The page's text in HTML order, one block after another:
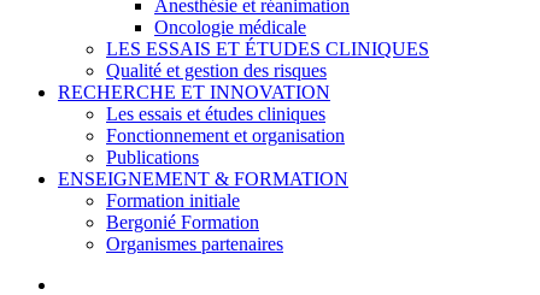
Anesthésie et réanimation
Oncologie médicale
LES ESSAIS ET ÉTUDES CLINIQUES
Qualité et gestion des risques
RECHERCHE ET INNOVATION
Les essais et études cliniques
Fonctionnement et organisation
Publications
ENSEIGNEMENT & FORMATION
Formation initiale
Bergonié Formation
Organismes partenaires